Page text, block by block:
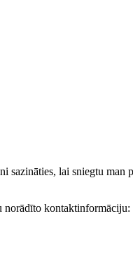
sazināties, lai sniegtu man
norādīto kontaktinformāciju: